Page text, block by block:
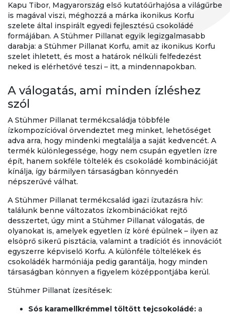
Kapu Tibor, Magyarország első kutatóűrhajósa a világűrbe
is magával viszi, méghozzá a márka ikonikus Korfu
szelete által inspirált egyedi fejlesztésű csokoládé
formájában. A Stühmer Pillanat egyik legizgalmasabb
darabja: a Stühmer Pillanat Korfu, amit az ikonikus Korfu
szelet ihletett, és most a határok nélküli felfedezést
neked is elérhetővé teszi – itt, a mindennapokban.
A válogatás, ami minden ízléshez
szól
A Stühmer Pillanat termékcsaládja többféle
ízkompozícióval örvendeztet meg minket, lehetőséget
adva arra, hogy mindenki megtalálja a saját kedvencét. A
termék különlegessége, hogy nem csupán egyetlen ízre
épít, hanem sokféle töltelék és csokoládé kombinációját
kínálja, így bármilyen társaságban könnyedén
népszerűvé válhat.
A Stühmer Pillanat termékcsalád igazi ízutazásra hív:
találunk benne változatos ízkombinációkat rejtő
desszertet, úgy mint a Stühmer Pillanat válogatás, de
olyanokat is, amelyek egyetlen íz köré épülnek – ilyen az
elsöprő sikerű pisztácia, valamint a tradíciót és innovációt
egyszerre képviselő Korfu. A különféle töltelékek és
csokoládék harmóniája pedig garantálja, hogy minden
társaságban könnyen a figyelem középpontjába kerül.
Stühmer Pillanat ízesítések:
Sós karamellkrémmel töltött tejcsokoládé: a